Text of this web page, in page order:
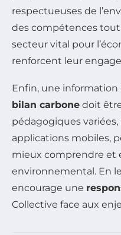
respectueuses de
des compétences
secteur vital pour
renforcent leur
Enfin, une information
bilan carbone doit
pédagogiques
applications mobiles,
mieux comprendre et
environnemental. En
encourage une
Collective face aux